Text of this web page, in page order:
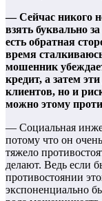
— Сейчас никого
взять буквально
есть обратная
время
мошенник
кредит, а затем
клиентов, но и
можно этому
— Социальная
потому что он
тяжело
делают. Ведь если
противостоянии
экспоненциально